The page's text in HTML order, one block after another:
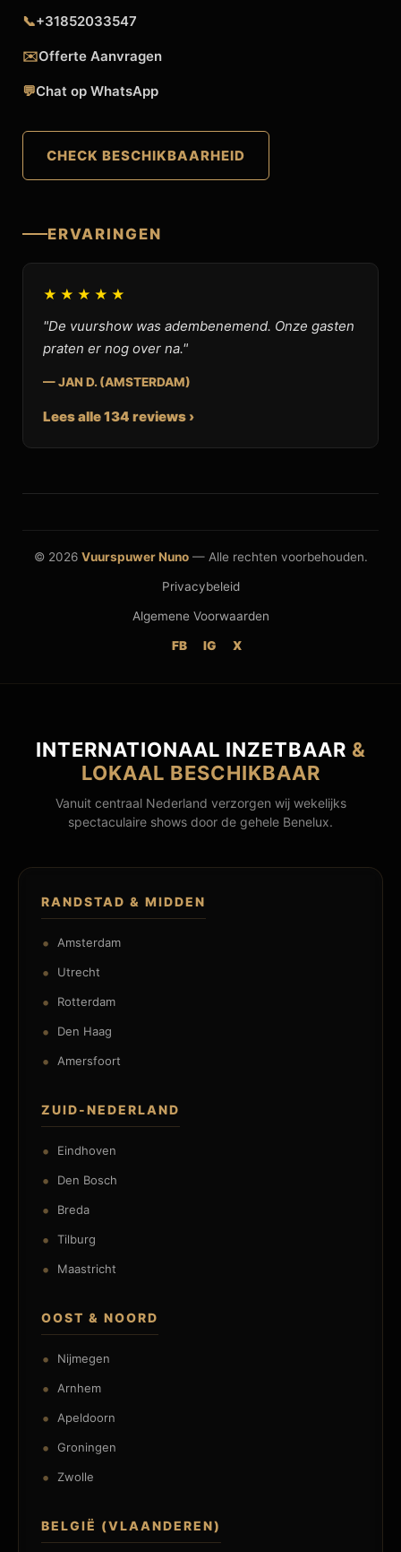
📞+31852033547
✉️Offerte Aanvragen
💬Chat op WhatsApp
CHECK BESCHIKBAARHEID
ERVARINGEN
★★★★★
"De vuurshow was adembenemend. Onze gasten
praten er nog over na."
— JAN D. (AMSTERDAM)
Lees alle 134 reviews ›
© 2026 Vuurspuwer Nuno— Alle rechten voorbehouden.
Privacybeleid
Algemene Voorwaarden
FB IG X
INTERNATIONAAL INZETBAAR &
LOKAAL BESCHIKBAAR
Vanuit centraal Nederland verzorgen wij wekelijks
spectaculaire shows door de gehele Benelux.
RANDSTAD & MIDDEN
Amsterdam
Utrecht
Rotterdam
Den Haag
Amersfoort
ZUID-NEDERLAND
Eindhoven
Den Bosch
Breda
Tilburg
Maastricht
OOST & NOORD
Nijmegen
Arnhem
Apeldoorn
Groningen
Zwolle
BELGIË (VLAANDEREN)